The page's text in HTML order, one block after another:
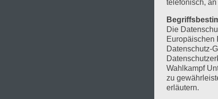
telefonisch,
Die
Europäischen
Datenschutz-
Wahlkampf
zu
erläutern.